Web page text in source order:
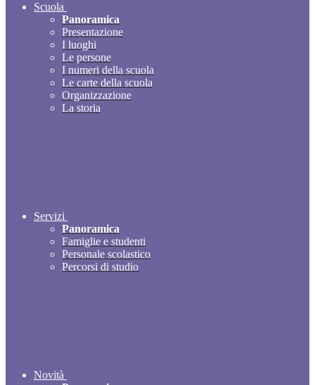
Scuola
Panoramica
Presentazione
I luoghi
Le persone
I numeri della scuola
Le carte della scuola
Organizzazione
La storia
Servizi
Panoramica
Famiglie e studenti
Personale scolastico
Percorsi di studio
Novità